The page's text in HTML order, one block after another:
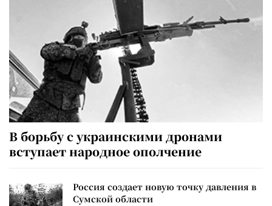
В борьбу с украинскими дронами
вступает народное ополчение
Россия создает новую точку давления в
Сумской области